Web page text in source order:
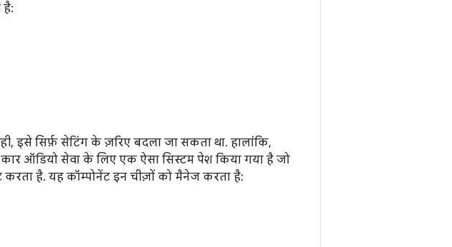
है:
इसे सिर्फ़ सेटिंग के ज़रिए बदला जा सकता था. हालांकि,
ऑडियो सेवा के लिए एक ऐसा सिस्टम पेश किया गया है जो
है. यह कॉम्पोनेंट इन चीज़ों को मैनेज करता है: